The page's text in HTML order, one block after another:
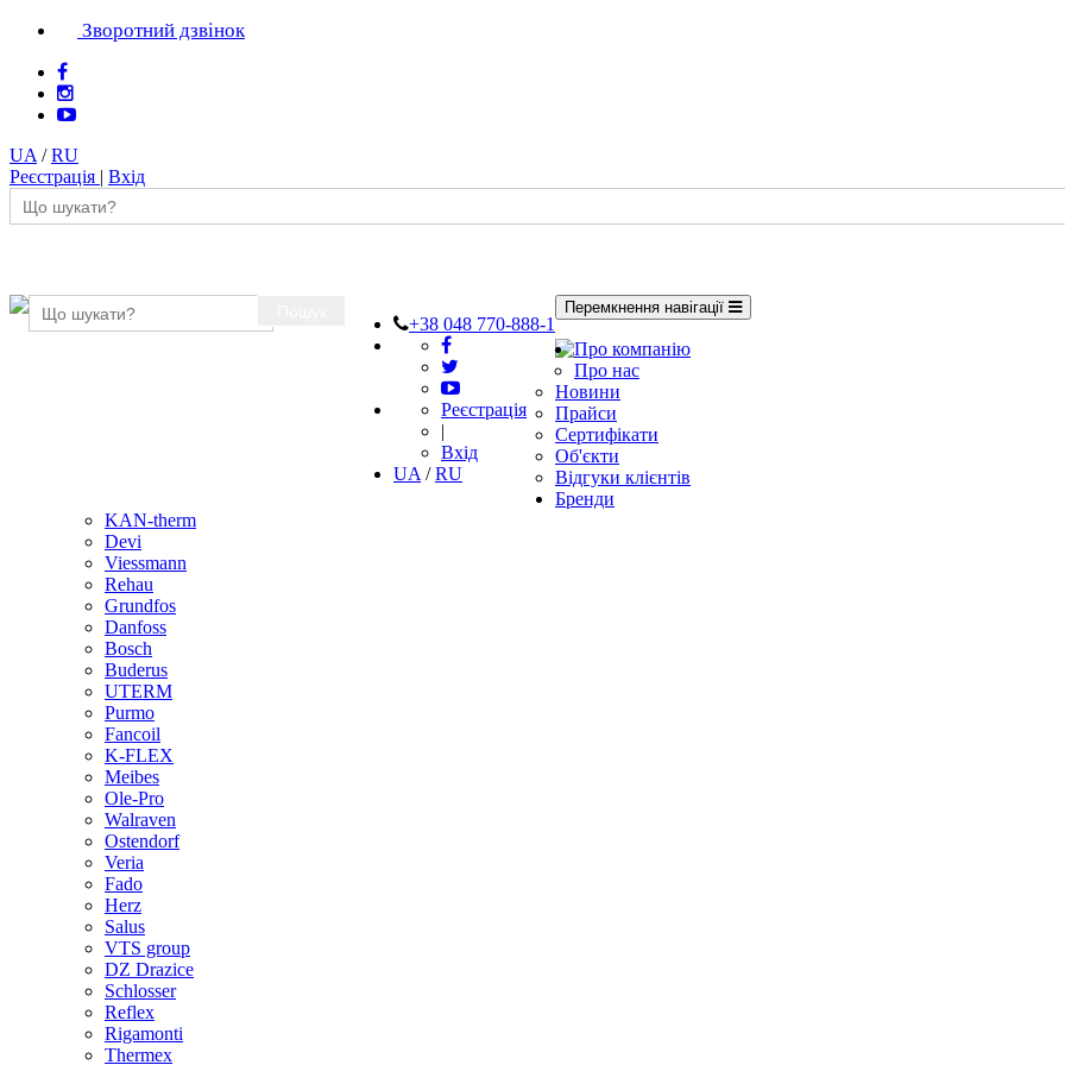
Зворотний дзвінок
UA /RU
Реєстрація | Вхід
+38 048 770-888-1
Реєстрація
|
Вхід
UA /RU
Перемкнення навігації
Про компанію
Про нас
Новини
Прайси
Сертифікати
Об'єкти
Відгуки клієнтів
Бренди
KAN-therm
Devi
Viessmann
Rehau
Grundfos
Danfoss
Bosch
Buderus
UTERM
Purmo
Fancoil
K-FLEX
Meibes
Ole-Pro
Walraven
Ostendorf
Veria
Fado
Herz
Salus
VTS group
DZ Drazice
Schlosser
Reflex
Rigamonti
Thermex